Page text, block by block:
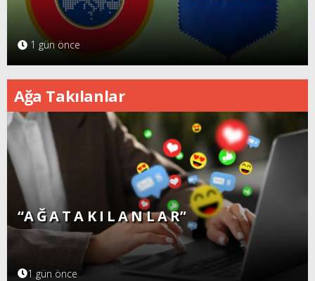
1 gün önce
Ağa Takılanlar
“A Ğ A T A K I L A N L A R”
1 gün önce